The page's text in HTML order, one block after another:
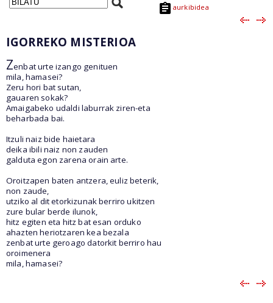
aurkibidea
IGORREKO MISTERIOA
Zenbat urte izango genituen
mila, hamasei?
Zeru hori bat sutan,
gauaren sokak?
Amaigabeko udaldi laburrak ziren-eta
beharbada bai.
Itzuli naiz bide haietara
deika ibili naiz non zauden
galduta egon zarena orain arte.
Oroitzapen baten antzera, euliz beterik,
non zaude,
utziko al dit etorkizunak berriro ukitzen
zure bular berde ilunok,
hitz egiten eta hitz bat esan orduko
ahazten heriotzaren kea bezala
zenbat urte geroago datorkit berriro hau
oroimenera
mila, hamasei?